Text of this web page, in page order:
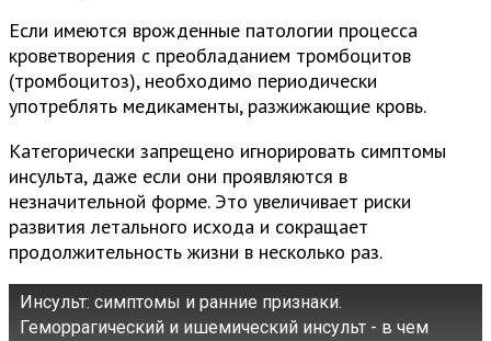
Если имеются врожденные патологии процесса
кроветворения с преобладанием тромбоцитов
(тромбоцитоз), необходимо периодически
употреблять медикаменты, разжижающие кровь.
Категорически запрещено игнорировать симптомы
инсульта, даже если они проявляются в
незначительной форме. Это увеличивает риски
развития летального исхода и сокращает
продолжительность жизни в несколько раз.
Инсульт: симптомы и ранние признаки.
Геморрагический и ишемический инсульт - в чем